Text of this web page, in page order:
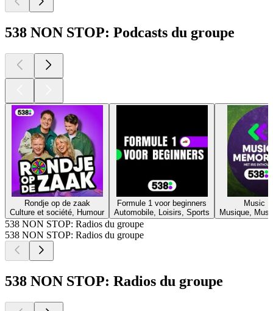
538 NON STOP: Podcasts du groupe
Rondje op de zaak
Culture et société, Humour
Formule 1 voor beginners
Automobile, Loisirs, Sports
Music
Musique,
538 NON STOP: Radios du groupe
538 NON STOP: Radios du groupe
538 NON STOP: Radios du groupe